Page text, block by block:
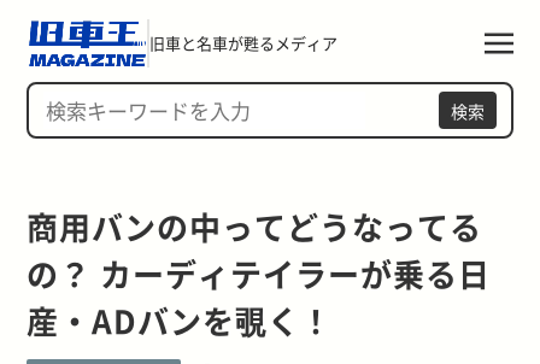
旧車と名車が甦るメディア
検索
商用バンの中ってどうなってる
の？ カーディテイラーが乗る日
産・ADバンを覗く！